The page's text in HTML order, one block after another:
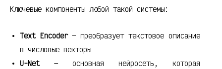
Ключевые компоненты любой такой системы:
Text Encoder— преобразует текстовое описание
в числовые векторы
U-Net— основная нейросеть, которая